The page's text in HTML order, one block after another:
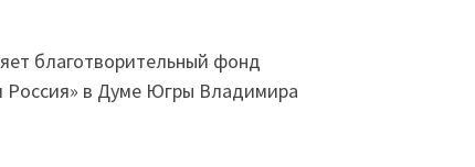
благотворительный фонд
Россия» в Думе Югры Владимира